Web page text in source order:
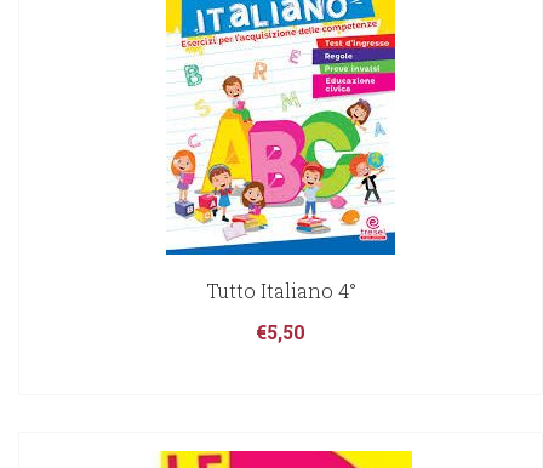
Tutto Italiano 4°
€5,50